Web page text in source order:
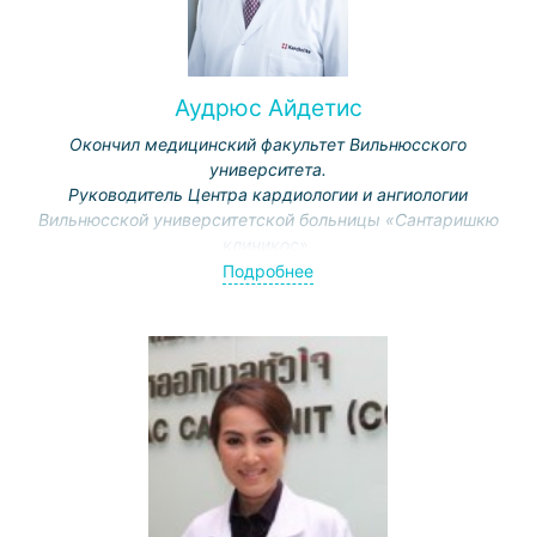
Аудрюс Айдетис
Окончил медицинский факультет Вильнюсского
университета.
Руководитель Центра кардиологии и ангиологии
Вильнюсской университетской больницы «Сантаришкю
С 2006 года — заслуженный врач Литвы. В 2011
профессор награжден Офицерским крестом ордена
Великого князя Литовского Гядеминаса.
Специализация: электрофизиологическая диагностика
и лечение нарушений сердечного ритма, в том числе с
применением системы трехмерного картирования
«CARTO», применение новейших методов стимуляции
сердца. Вместе с коллегами впервые в Литве внедрил
новейшие технологии для лечения аритмий.
Подробнее